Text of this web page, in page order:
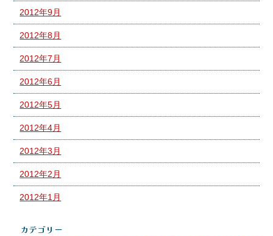
2012年9月
2012年8月
2012年7月
2012年6月
2012年5月
2012年4月
2012年3月
2012年2月
2012年1月
カテゴリー